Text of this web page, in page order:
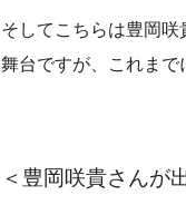
そしてこちらは豊岡
舞台ですが、これまで
＜豊岡咲貴さんが